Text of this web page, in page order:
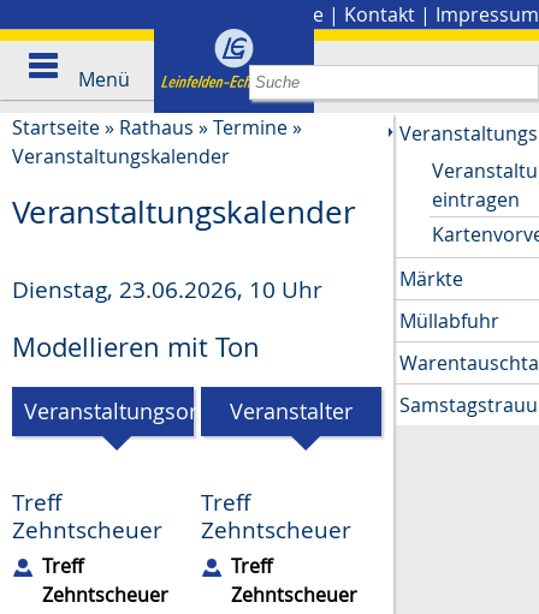
Presse | Kontakt | Impressum
Menü
Startseite» Rathaus »Termine»
Veranstaltungskalender
Veranstaltungskalender
Dienstag, 23.06.2026, 10 Uhr
Modellieren mit Ton
Veranstaltungsort
Treff
Zehntscheuer
Treff
Zehntscheuer
Veranstalter
Treff
Zehntscheuer
Treff
Zehntscheuer
eintragen
Märkte
Müllabfuhr